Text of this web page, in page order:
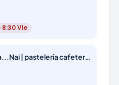
8:30 Vie
Panadería aMasa...Nai | pastelería cafetería | Cacheiras